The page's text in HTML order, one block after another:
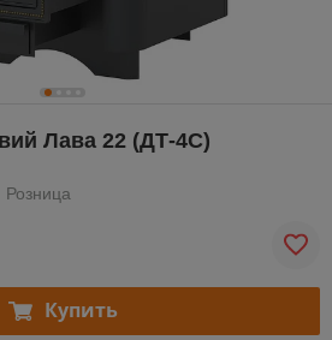
Лава 22 (ДТ-4С)
Розница
Купить